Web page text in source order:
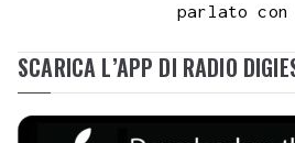
parlato con
SCARICA L’APP DI RADIO